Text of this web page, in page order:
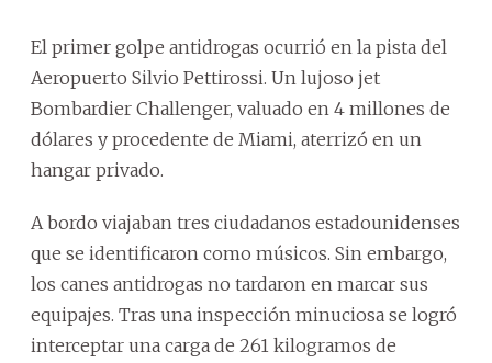
El primer golpe antidrogas ocurrió en la pista del
Aeropuerto Silvio Pettirossi. Un lujoso jet
Bombardier Challenger, valuado en 4 millones de
dólares y procedente de Miami, aterrizó en un
hangar privado.
A bordo viajaban tres ciudadanos estadounidenses
que se identificaron como músicos. Sin embargo,
los canes antidrogas no tardaron en marcar sus
equipajes. Tras una inspección minuciosa se logró
interceptar una carga de 261 kilogramos de